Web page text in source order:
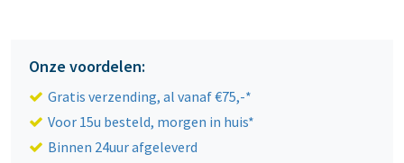
Onze voordelen:
Gratis verzending, al vanaf €75,-*
Voor 15u besteld, morgen in huis*
Binnen 24uur afgeleverd